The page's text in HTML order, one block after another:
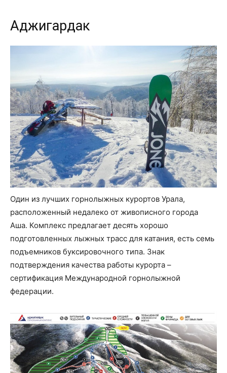
Аджигардак
Один из лучших горнолыжных курортов Урала,
расположенный недалеко от живописного города
Аша. Комплекс предлагает десять хорошо
подготовленных лыжных трасс для катания, есть семь
подъемников буксировочного типа. Знак
подтверждения качества работы курорта –
сертификация Международной горнолыжной
федерации.